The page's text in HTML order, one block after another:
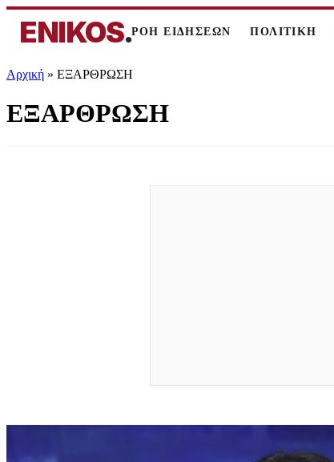
ENIKOS.ΡΟΗ ΕΙΔΗΣΕΩΝ ΠΟΛΙΤΙΚΗ
Αρχική » ΕΞΑΡΘΡΩΣΗ
ΕΞΑΡΘΡΩΣΗ